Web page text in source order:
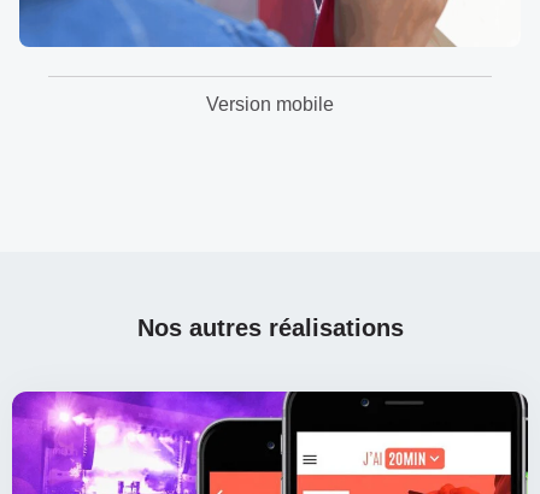
Version mobile
Nos autres réalisations